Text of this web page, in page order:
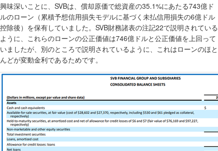
興味深いことに、 SVBは、償却原価で総資産の35.1%にあたる743億ド
ルのローン（累積予想信用損失モデルに基づく未払信用損失の6億ドル
控除後）を保有していました。 SVB財務諸表の注記22で説明されている
ように、これらのローンの公正価値は746億ドルと公正価値を上回って
いましたが、別のところで説明されているように、これはローンのほと
んどが変動金利であるためです。